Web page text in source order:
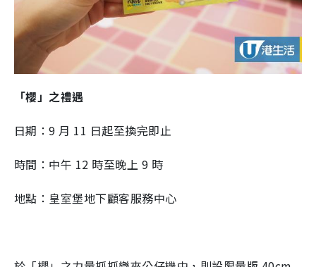
「櫻」之禮遇
日期：9 月 11 日起至換完即止
時間：中午 12 時至晚上 9 時
地點：皇室堡地下顧客服務中心